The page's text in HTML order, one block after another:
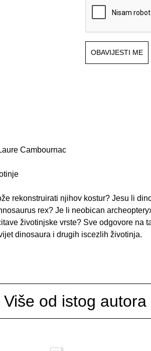
OBAVIJESTI ME
Cambournac
rekonstruirati njihov kostur? Jesu li
rex? Je li neobican
životinjske vrste? Sve odgovore na
dinosaura i drugih iscezlih životinja.
Više od istog autora